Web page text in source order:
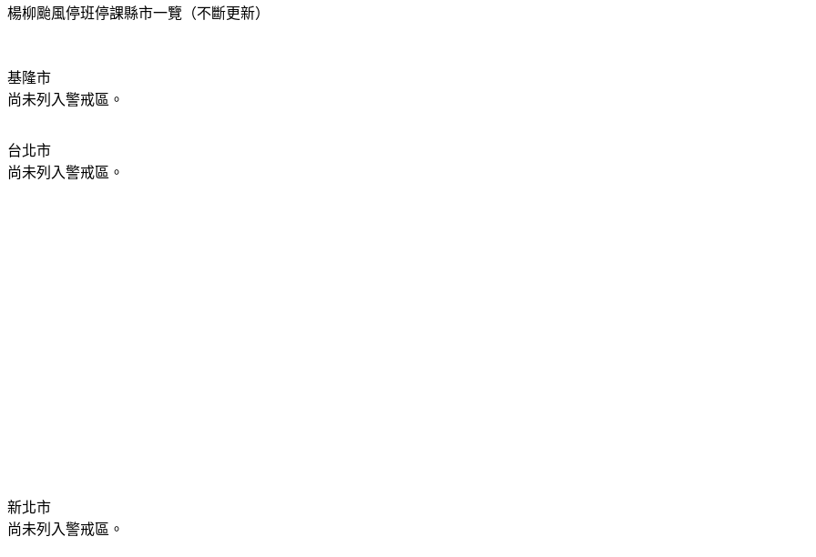
楊柳颱風停班停課縣市一覽（不斷更新）
基隆市
尚未列入警戒區。
台北市
尚未列入警戒區。
新北市
尚未列入警戒區。